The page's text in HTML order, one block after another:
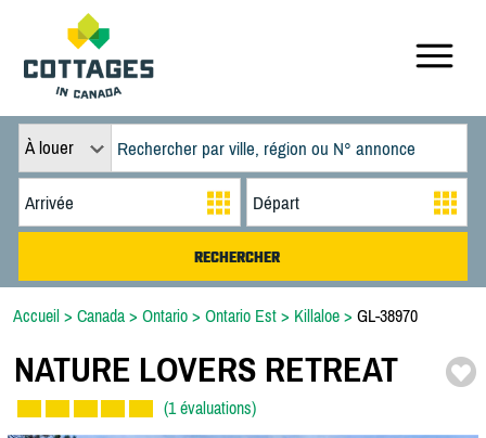
À louer
Accueil > Canada > Ontario > Ontario Est > Killaloe > GL-38970
NATURE LOVERS RETREAT
(1 évaluations)